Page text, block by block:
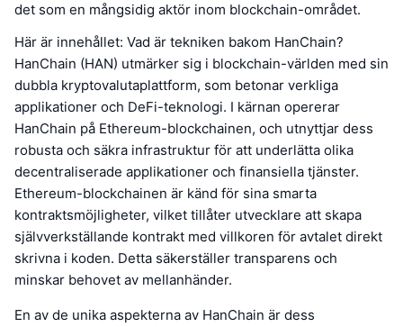
det som en mångsidig aktör inom blockchain-området.
Här är innehållet: Vad är tekniken bakom HanChain?
HanChain (HAN) utmärker sig i blockchain-världen med sin
dubbla kryptovalutaplattform, som betonar verkliga
applikationer och DeFi-teknologi. I kärnan opererar
HanChain på Ethereum-blockchainen, och utnyttjar dess
robusta och säkra infrastruktur för att underlätta olika
decentraliserade applikationer och finansiella tjänster.
Ethereum-blockchainen är känd för sina smarta
kontraktsmöjligheter, vilket tillåter utvecklare att skapa
självverkställande kontrakt med villkoren för avtalet direkt
skrivna i koden. Detta säkerställer transparens och
minskar behovet av mellanhänder.
En av de unika aspekterna av HanChain är dess